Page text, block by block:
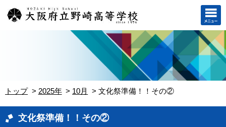
トップ 2025年 10月 文化祭準備！！その②
文化祭準備！！その②